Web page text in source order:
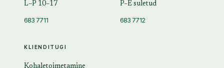
KLIENDITUGI
L–P 10–17
683 7711
P–E suletud
683 7712